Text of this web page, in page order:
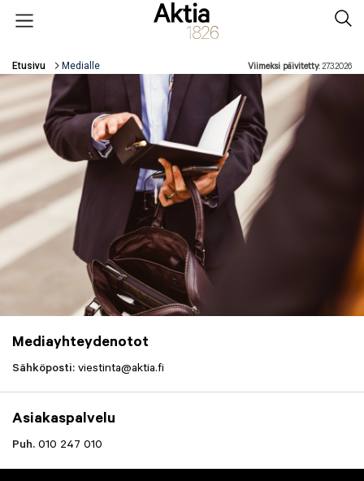
Open menu
Murupolku
Etusivu Medialle Viimeksi päivitetty:27.3.2026
Mediayhteydenotot
Sähköposti: viestinta@aktia.fi
Asiakaspalvelu
Puh. 010 247 010